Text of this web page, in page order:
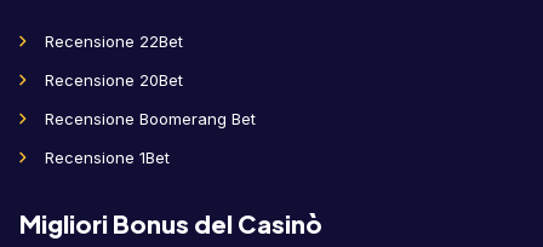
Recensione 22Bet
Recensione 20Bet
Recensione Boomerang Bet
Recensione 1Bet
Migliori Bonus del Casinò